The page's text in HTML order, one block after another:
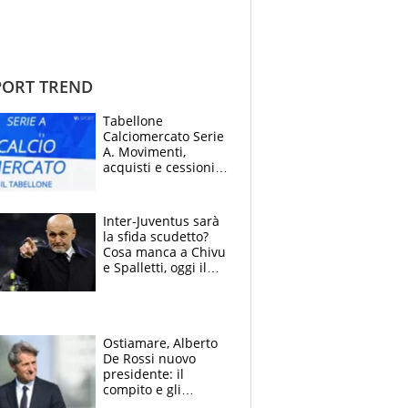
TREND
Tabellone
Calciomercato Serie
A. Movimenti,
acquisti e cessioni:
Inter-Juventus sarà
la sfida scudetto?
Cosa manca a Chivu
e Spalletti, oggi il
Ostiamare, Alberto
De Rossi nuovo
presidente: il
compito e gli